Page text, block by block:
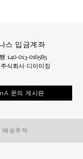
스 입금계좌
140-013-016585
식회사 디이미징
문의 게시판
배송추적